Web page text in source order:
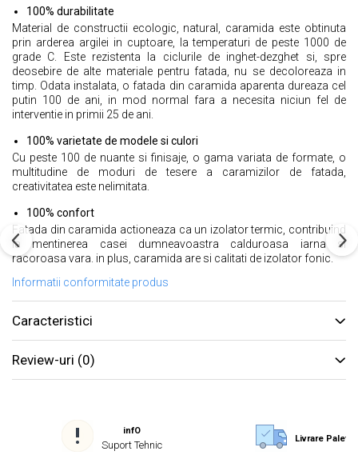
100% durabilitate
Material de constructii ecologic, natural, caramida este obtinuta
prin arderea argilei in cuptoare, la temperaturi de peste 1000 de
grade C. Este rezistenta la ciclurile de inghet-dezghet si, spre
deosebire de alte materiale pentru fatada, nu se decoloreaza in
timp. Odata instalata, o fatada din caramida aparenta dureaza cel
putin 100 de ani, in mod normal fara a necesita niciun fel de
interventie in primii 25 de ani.
100% varietate de modele si culori
Cu peste 100 de nuante si finisaje, o gama variata de formate, o
multitudine de moduri de tesere a caramizilor de fatada,
creativitatea este nelimitata.
100% confort
Fatada din caramida actioneaza ca un izolator termic, contribuind
la mentinerea casei dumneavoastra calduroasa iarna si
racoroasa vara. in plus, caramida are si calitati de izolator fonic.
Informatii conformitate produs
Caracteristici
Review-uri (0)
infO
Suport Tehnic Livrare